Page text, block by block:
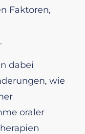
Faktoren,
dabei
wie
oraler